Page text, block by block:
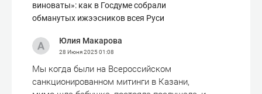
виноваты»: как в Госдуме собрали
обманутых ижээсников всея Руси
Юлия Макарова
28 Июня 202501:08
Мы когда были на Всероссийском
санкционированном митинги в Казани,